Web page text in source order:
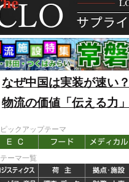
なぜ中国は実装が速い
物流の価値「伝える力
ピックアップテーマ
テーマ一覧